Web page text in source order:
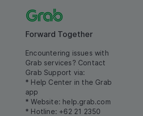
Forward Together
Encountering issues with
Grab services? Contact
Grab Support via:
* Help Center in the Grab
app
* Website: help.grab.com
* Hotline: +62 21 2350